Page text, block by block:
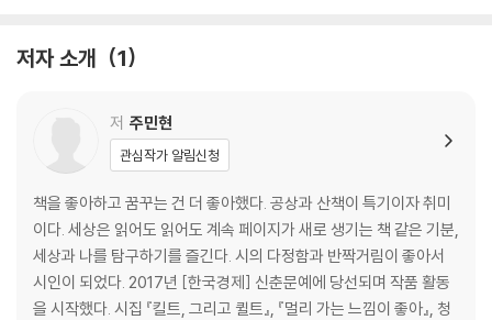
블루스의 리듬/ 나의 사랑, 나의 아내 린다/ 미래의 책/ 공작/ 새를 기르는
법/ 가방의 존재/ 이인분의 식탁/ 흐린 날에 나의 침대는/ 스테인드글라
스/ 음향/ 거울 속의 남자/ 코 고는 사람은/ 별장 관리자
4부 사랑은 있겠지, 쥐들이 사는 창문에도
복선과 은유/ 스노볼/ 한낮의 공원/ 심장은 사탕/ 오리 녀석들/ 앞으로 나
란히/ 원피스에 대한 이해/ 어두운 골목/ 잭과 나이프/ 브루클린, 맨해튼,
천국으로 가는 다리/ 가장 검은 색을 찾아서
저자 소개 1
저 주민현
관심작가 알림신청
책을 좋아하고 꿈꾸는 건 더 좋아했다. 공상과 산책이 특기이자 취미
이다. 세상은 읽어도 읽어도 계속 페이지가 새로 생기는 책 같은 기분,
세상과 나를 탐구하기를 즐긴다. 시의 다정함과 반짝거림이 좋아서
시인이 되었다. 2017년 [한국경제] 신춘문예에 당선되며 작품 활동
을 시작했다. 시집 『킬트, 그리고 퀼트』, 『멀리 가는 느낌이 좋아』, 청